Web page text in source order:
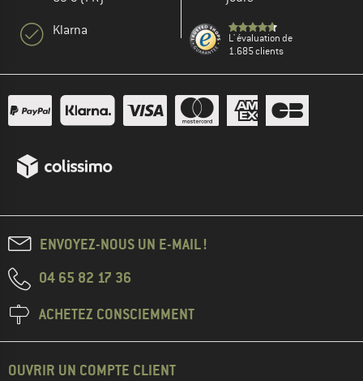
Klarna
L' évaluation de
1.685 clients
ENVOYEZ-NOUS UN E-MAIL !
04 65 82 17 36
ACHETEZ CONSCIEMMENT
OUVRIR UN COMPTE CLIENT